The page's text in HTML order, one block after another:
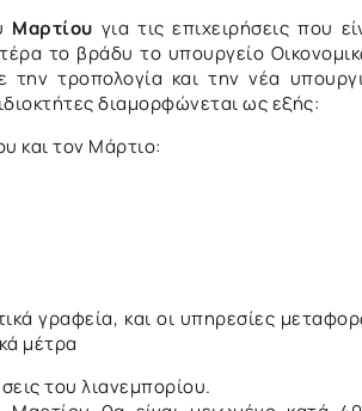
Μαρτίου για τις επιχειρήσεις που
το βράδυ το υπουργείο
τροπολογία και την νέα
διαμορφώνεται ως εξής:
και τον Μάρτιο:
γραφεία, και οι υπηρεσίες
μέτρα
του λιανεμπορίου.